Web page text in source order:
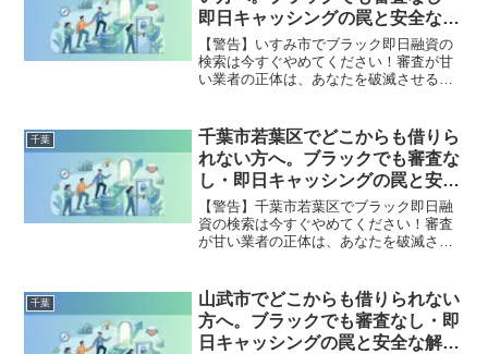
全公開。
即日キャッシングの罠と安全な解
決策
【警告】いすみ市でブラック即日融資の
検索は今すぐやめてください！審査が甘
い業者の正体は、あなたを破滅させる闇
いすみ市で違法業者を避け、借金地獄か
ら抜け出した方々の実体験と確実な解決
策を完全公開。
千葉
千葉市若葉区でどこからも借りら
れない方へ。ブラックでも審査な
し・即日キャッシングの罠と安全
な解決策
【警告】千葉市若葉区でブラック即日融
資の検索は今すぐやめてください！審査
が甘い業者の正体は、あなたを破滅させ
す。千葉市若葉区で違法業者を避け、借
金地獄から抜け出した方々の実体験と確
実な解決策を完全公開。
千葉
山武市でどこからも借りられない
方へ。ブラックでも審査なし・即
日キャッシングの罠と安全な解決